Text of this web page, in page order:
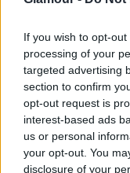
If you wish to opt-
processing of your
targeted advertising
section to confirm
opt-out request is
interest-based ads
us or personal
your opt-out. You
disclosure of your